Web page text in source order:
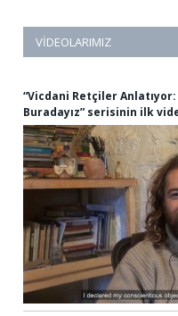
VIDEOLARIMIZ
“Vicdani Retçiler
Buradayız” serisinin ilk